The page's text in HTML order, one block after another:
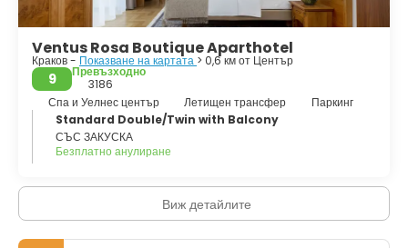
доминира в комплекса на Вавел. Това е мястото на
Полша. Построена в началото на 11 век в романски стил,
нейната кула предлага прекрасна гледка към Краков.
Красотата на старата му архитектура, атмосферата на
велика култура, изкуство и литература, очарованието на
многобройните му кафенета, барове и кръчми, винаги пълни
с местни жители и туристи, прави този град една от най-
добрите туристически дестинации в света.
Ventus Rosa Boutique Aparthotel
Краков - Показване на картата > 0,6 км от Център
9
Превъзходно
3186
Спа и Уелнес център
Летищен трансфер
Паркинг
Standard Double/Twin with Balcony
СЪС ЗАКУСКА
Безплатно анулиране
Виж детайлите